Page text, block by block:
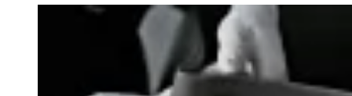
Loading image...